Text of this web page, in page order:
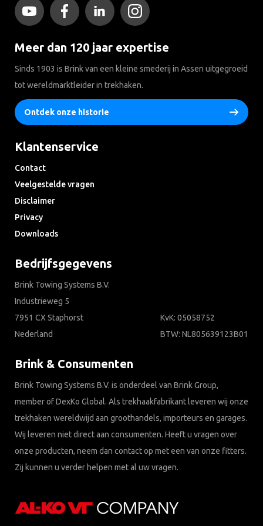
Meer dan 120 jaar expertise
Sinds 1903 is Brink van een kleine smederij in Assen uitgegroeid
tot wereldmarktleider in trekhaken.
Ontdek onze historie
Klantenservice
Contact
Veelgestelde vragen
Disclaimer
Privacy
Downloads
Bedrijfsgegevens
Brink Towing Systems B.V.
Industrieweg 5
7951 CX Staphorst
Nederland
KvK: 05058752
BTW: NL805639123B01
Brink & Consumenten
Brink Towing Systems B.V. is onderdeel van Brink Group,
member of DexKo Global. Als trekhaakfabrikant leveren wij onze
trekhaken wereldwijd aan groothandels, importeurs en garages.
Wij leveren niet direct aan consumenten. Heeft u vragen over
onze producten, neem dan contact op met een van onze fitters.
Zij kunnen u verder helpen met al uw vragen.